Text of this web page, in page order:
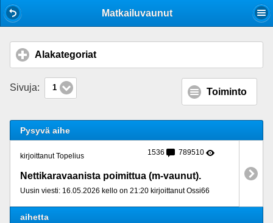
Matkailuvaunut
Alakategoriat
Sivuja: 1 Toiminto
Pysyvä aihe
kirjoittanut Topelius 1536 789510
Nettikaravaanista poimittua (m-vaunut).
Uusin viesti: 16.05.2026 kello on 21:20 kirjoittanut Ossi66
aihetta